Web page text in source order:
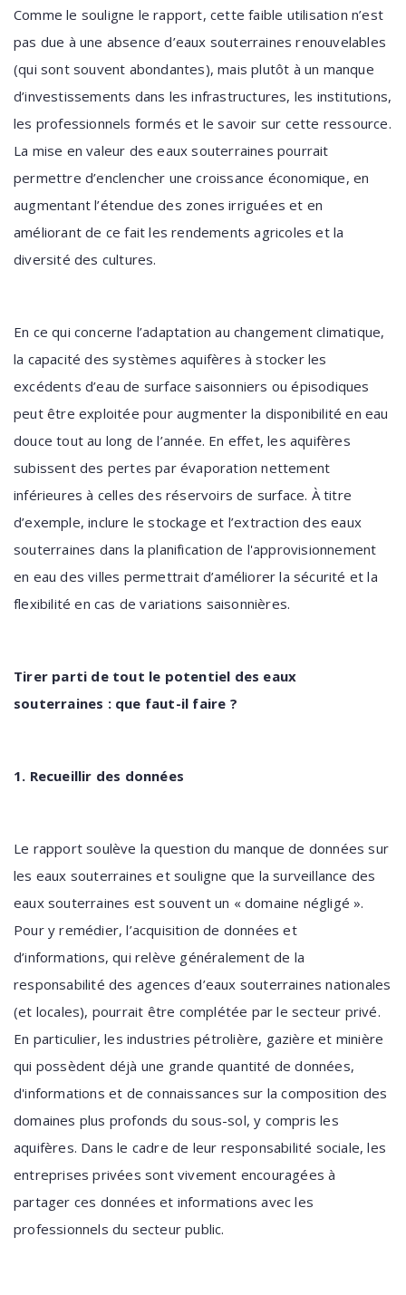
Comme le souligne le rapport, cette faible utilisation n’est
pas due à une absence d’eaux souterraines renouvelables
(qui sont souvent abondantes), mais plutôt à un manque
d’investissements dans les infrastructures, les institutions,
les professionnels formés et le savoir sur cette ressource.
La mise en valeur des eaux souterraines pourrait
permettre d’enclencher une croissance économique, en
augmentant l’étendue des zones irriguées et en
améliorant de ce fait les rendements agricoles et la
diversité des cultures.
En ce qui concerne l’adaptation au changement climatique,
la capacité des systèmes aquifères à stocker les
excédents d’eau de surface saisonniers ou épisodiques
peut être exploitée pour augmenter la disponibilité en eau
douce tout au long de l’année. En effet, les aquifères
subissent des pertes par évaporation nettement
inférieures à celles des réservoirs de surface. À titre
d’exemple, inclure le stockage et l’extraction des eaux
souterraines dans la planification de l'approvisionnement
en eau des villes permettrait d’améliorer la sécurité et la
flexibilité en cas de variations saisonnières.
Tirer parti de tout le potentiel des eaux
souterraines : que faut-il faire ?
1. Recueillir des données
Le rapport soulève la question du manque de données sur
les eaux souterraines et souligne que la surveillance des
eaux souterraines est souvent un « domaine négligé ».
Pour y remédier, l’acquisition de données et
d’informations, qui relève généralement de la
responsabilité des agences d’eaux souterraines nationales
(et locales), pourrait être complétée par le secteur privé.
En particulier, les industries pétrolière, gazière et minière
qui possèdent déjà une grande quantité de données,
d'informations et de connaissances sur la composition des
domaines plus profonds du sous-sol, y compris les
aquifères. Dans le cadre de leur responsabilité sociale, les
entreprises privées sont vivement encouragées à
partager ces données et informations avec les
professionnels du secteur public.